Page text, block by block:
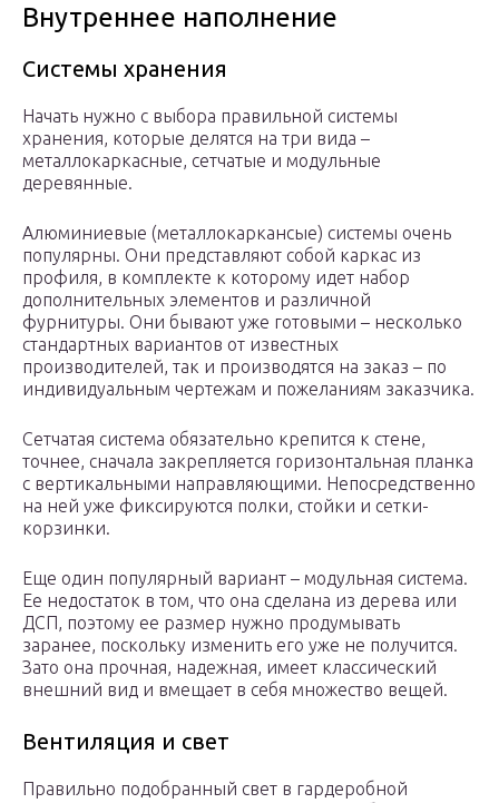
Внутреннее наполнение
Системы хранения
Начать нужно с выбора правильной системы
хранения, которые делятся на три вида –
металлокаркасные, сетчатые и модульные
деревянные.
Алюминиевые (металлокаркансые) системы очень
популярны. Они представляют собой каркас из
профиля, в комплекте к которому идет набор
дополнительных элементов и различной
фурнитуры. Они бывают уже готовыми – несколько
стандартных вариантов от известных
производителей, так и производятся на заказ – по
индивидуальным чертежам и пожеланиям заказчика.
Сетчатая система обязательно крепится к стене,
точнее, сначала закрепляется горизонтальная планка
с вертикальными направляющими. Непосредственно
на ней уже фиксируются полки, стойки и сетки-
корзинки.
Еще один популярный вариант – модульная система.
Ее недостаток в том, что она сделана из дерева или
ДСП, поэтому ее размер нужно продумывать
заранее, поскольку изменить его уже не получится.
Зато она прочная, надежная, имеет классический
внешний вид и вмещает в себя множество вещей.
Вентиляция и свет
Правильно подобранный свет в гардеробной